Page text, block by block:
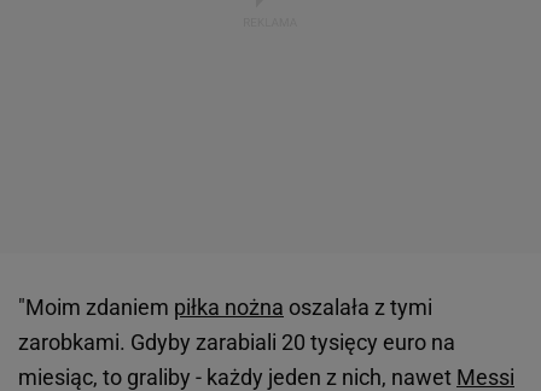
"Moim zdaniem piłka nożna oszalała z tymi
zarobkami. Gdyby zarabiali 20 tysięcy euro na
miesiąc, to graliby - każdy jeden z nich, nawet Messi